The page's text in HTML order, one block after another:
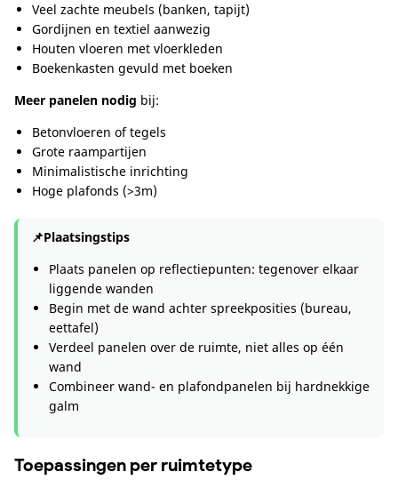
Veel zachte meubels (banken, tapijt)
Gordijnen en textiel aanwezig
Houten vloeren met vloerkleden
Boekenkasten gevuld met boeken
Meer panelen nodig bij:
Betonvloeren of tegels
Grote raampartijen
Minimalistische inrichting
Hoge plafonds (>3m)
📌Plaatsingstips
Plaats panelen op reflectiepunten: tegenover elkaar
liggende wanden
Begin met de wand achter spreekposities (bureau,
eettafel)
Verdeel panelen over de ruimte, niet alles op één
wand
Combineer wand- en plafondpanelen bij hardnekkige
galm
Toepassingen per ruimtetype